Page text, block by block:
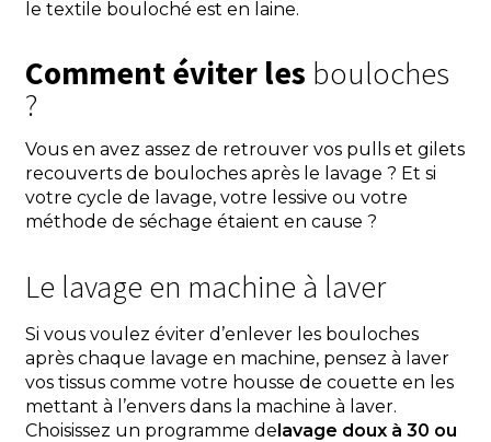
le textile bouloché est en laine.
Comment éviter les bouloches
?
Vous en avez assez de retrouver vos pulls et gilets
recouverts de bouloches après le lavage ? Et si
votre cycle de lavage, votre lessive ou votre
méthode de séchage étaient en cause ?
Le lavage en machine à laver
Si vous voulez éviter d’enlever les bouloches
après chaque lavage en machine, pensez à laver
vos tissus comme votre housse de couette en les
mettant à l’envers dans la machine à laver.
Choisissez un programme delavage doux à 30 ou